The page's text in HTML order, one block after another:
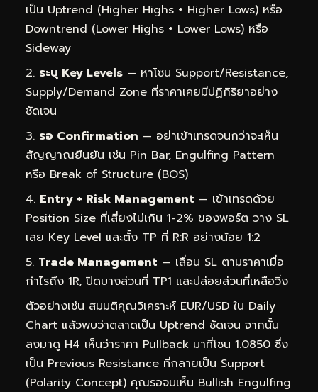
เป็น Uptrend (Higher Highs + Higher Lows) หรือ
Downtrend (Lower Highs + Lower Lows) หรือ
Sideway
ระบุ Key Levels — หาโซน Support/Resistance,
Supply/Demand Zone ที่ราคาเคยมีปฏิกิริยาอย่าง
ชัดเจน
รอ Confirmation — อย่าเข้าเทรดจนกว่าจะเห็น
สัญญาณยืนยัน เช่น Pin Bar, Engulfing Pattern
หรือ Break of Structure (BOS)
Entry + Risk Management — เข้าเทรดด้วย
Position Size ที่เสี่ยงไม่เกิน 1-2% ของพอร์ต วาง SL
เลย Key Level และตั้ง TP ที่ R:R อย่างน้อย 1:2
Trade Management — เลื่อน SL ตามราคาเมื่อ
กำไรถึง 1R, ปิดบางส่วนที่ TP1 และปล่อยส่วนที่เหลือวิ่ง
ตัวอย่างเช่น สมมติคุณวิเคราะห์ EUR/USD ใน Daily
Chart แล้วพบว่าตลาดเป็น Uptrend ชัดเจน จากนั้น
ลงมาดู H4 เห็นว่าราคา Pullback มาที่โซน 1.0850 ซึ่ง
เป็น Previous Resistance ที่กลายเป็น Support
(Polarity Concept) คุณรอจนเห็น Bullish Engulfing